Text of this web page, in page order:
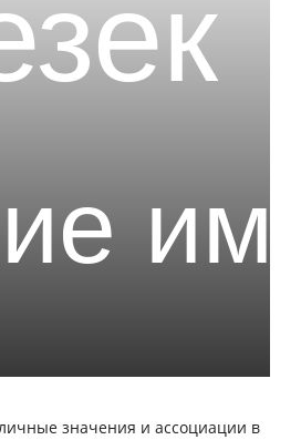
значения и ассоциации в